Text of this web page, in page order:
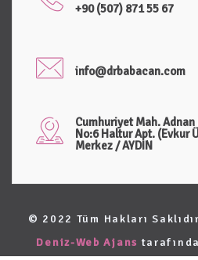
+90 (507) 871 55 67
info@drbabacan.com
Cumhuriyet Mah.
No:6 Haltur Apt. (Evkur
Merkez / AYDIN
© 2022 Tüm Hakları
Deniz-Web Ajans